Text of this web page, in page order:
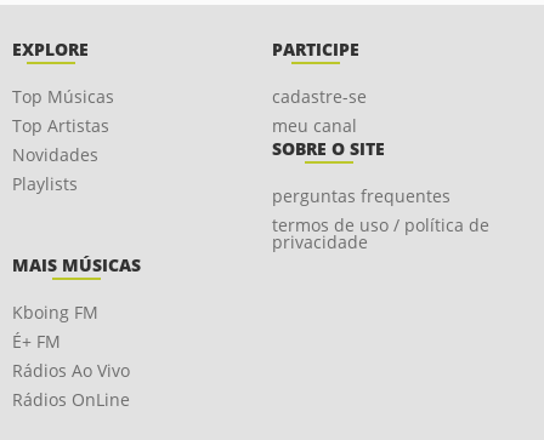
EXPLORE
Top Músicas
Top Artistas
Novidades
Playlists
PARTICIPE
cadastre-se
meu canal
SOBRE O SITE
perguntas frequentes
termos de uso / política de
privacidade
MAIS MÚSICAS
Kboing FM
É+ FM
Rádios Ao Vivo
Rádios OnLine